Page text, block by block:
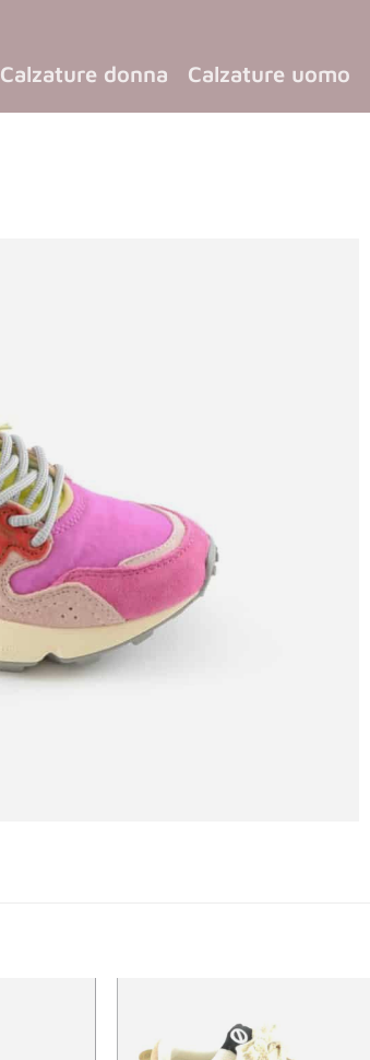
Calzature donna Calzature uomo